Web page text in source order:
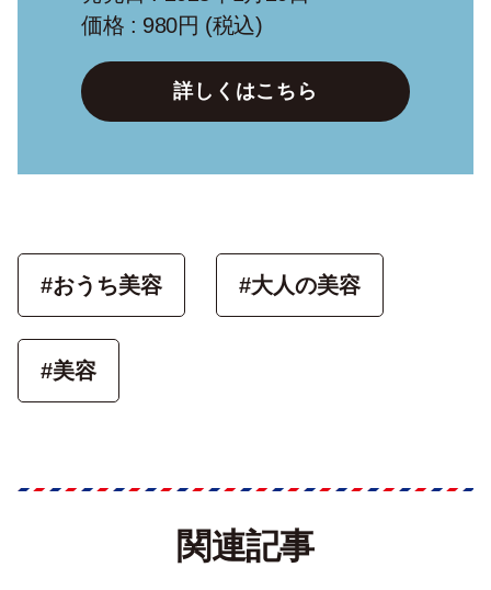
価格 : 980円 (税込)
詳しくはこちら
#おうち美容 #大人の美容
#美容
関連記事